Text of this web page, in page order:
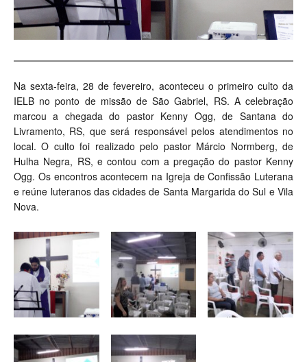
Na sexta-feira, 28 de fevereiro, aconteceu o primeiro culto da
IELB no ponto de missão de São Gabriel, RS. A celebração
marcou a chegada do pastor Kenny Ogg, de Santana do
Livramento, RS, que será responsável pelos atendimentos no
local.O culto foi realizado pelo pastor Márcio Normberg, de
Hulha Negra, RS, e contou com a pregação do pastor Kenny
Ogg. Os encontros acontecem na Igreja de Confissão Luterana
e reúne luteranos das cidades de Santa Margarida do Sul e Vila
Nova.